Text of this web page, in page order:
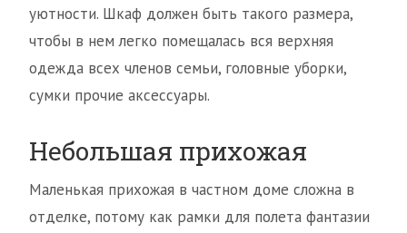
уютности. Шкаф должен быть такого размера,
чтобы в нем легко помещалась вся верхняя
одежда всех членов семьи, головные уборки,
сумки прочие аксессуары.
Небольшая прихожая
Маленькая прихожая в частном доме сложна в
отделке, потому как рамки для полета фантазии